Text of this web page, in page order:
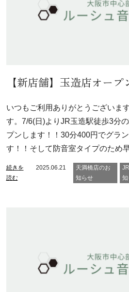
【新店舗】玉造店オープ
いつもご利用ありがとうございま
す。7/6(日)よりJR玉造駅徒歩3分
プンします！！30分400円でグラ
す！！そして防音室タイプのため
続きを
読む
2025.06.21
天満橋店のお
知らせ